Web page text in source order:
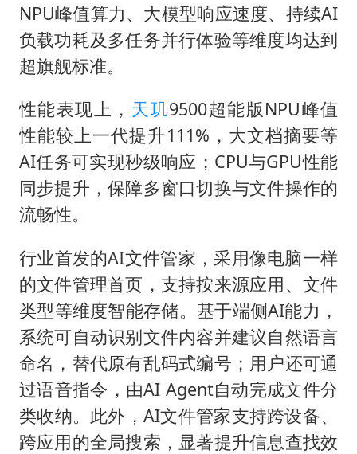
NPU峰值算力、大模型响应速度、持续AI
负载功耗及多任务并行体验等维度均达到
超旗舰标准。
性能表现上， 天玑9500超能版NPU峰值
性能较上一代提升111%，大文档摘要等
AI任务可实现秒级响应；CPU与GPU性能
同步提升，保障多窗口切换与文件操作的
流畅性。
行业首发的AI文件管家，采用像电脑一样
的文件管理首页，支持按来源应用、文件
类型等维度智能存储。基于端侧AI能力，
系统可自动识别文件内容并建议自然语言
命名，替代原有乱码式编号；用户还可通
过语音指令，由AI Agent自动完成文件分
类收纳。此外，AI文件管家支持跨设备、
跨应用的全局搜索，显著提升信息查找效